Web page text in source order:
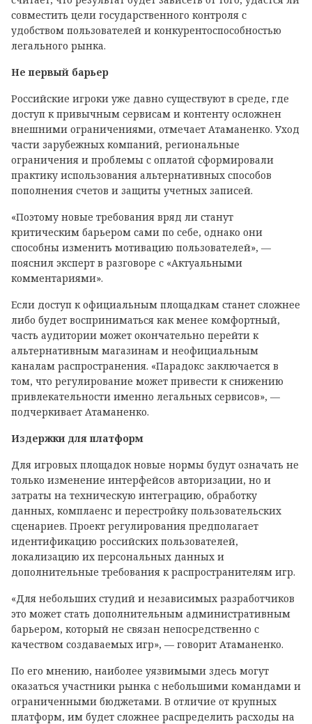
совместить цели государственного контроля с
удобством пользователей и конкурентоспособностью
легального рынка.
Не первый барьер
Российские игроки уже давно существуют в среде, где
доступ к привычным сервисам и контенту осложнен
внешними ограничениями, отмечает Атаманенко. Уход
части зарубежных компаний, региональные
ограничения и проблемы с оплатой сформировали
практику использования альтернативных способов
пополнения счетов и защиты учетных записей.
«Поэтому новые требования вряд ли станут
критическим барьером сами по себе, однако они
способны изменить мотивацию пользователей», —
пояснил эксперт в разговоре с «Актуальными
комментариями».
Если доступ к официальным площадкам станет сложнее
либо будет восприниматься как менее комфортный,
часть аудитории может окончательно перейти к
альтернативным магазинам и неофициальным
каналам распространения. «Парадокс заключается в
том, что регулирование может привести к снижению
привлекательности именно легальных сервисов», —
подчеркивает Атаманенко.
Издержки для платформ
Для игровых площадок новые нормы будут означать не
только изменение интерфейсов авторизации, но и
затраты на техническую интеграцию, обработку
данных, комплаенс и перестройку пользовательских
сценариев. Проект регулирования предполагает
идентификацию российских пользователей,
локализацию их персональных данных и
дополнительные требования к распространителям игр.
«Для небольших студий и независимых разработчиков
это может стать дополнительным административным
барьером, который не связан непосредственно с
качеством создаваемых игр», — говорит Атаманенко.
По его мнению, наиболее уязвимыми здесь могут
оказаться участники рынка с небольшими командами и
ограниченными бюджетами. В отличие от крупных
платформ, им будет сложнее распределить расходы на